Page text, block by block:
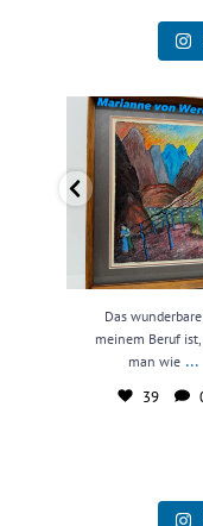
Das wunderbare an
Beruf ist, dass
39
Das
meinem Beruf ist,
man wie ...
39